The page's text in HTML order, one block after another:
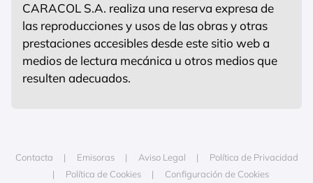
CARACOL S.A. realiza una reserva expresa de
las reproducciones y usos de las obras y otras
prestaciones accesibles desde este sitio web a
medios de lectura mecánica u otros medios que
resulten adecuados.
Contacta Emisoras Aviso Legal
Política de Privacidad
Política de Cookies
Configuración de Cookies